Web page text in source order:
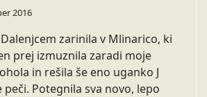
2016
zarinila v Mlinarico, ki
prej izmuznila zaradi moje
in rešila še eno uganko J
peči. Potegnila sva novo, lepo